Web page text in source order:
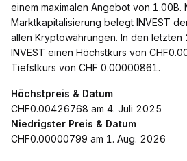
einem maximalen Angebot von 1.00B.
Marktkapitalisierung belegt INVEST
allen Kryptowährungen. In den
INVEST einen Höchstkurs von
Tiefstkurs von CHF 0.00000861.
Höchstpreis & Datum
CHF0.00426768 am 4. Juli 2025
Niedrigster Preis & Datum
CHF0.00000799 am 1. Aug. 2026